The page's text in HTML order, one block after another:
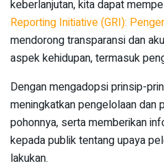
keberlanjutan, kita dapat
Reporting Initiative (GRI):
mendorong transparansi dan
aspek kehidupan, termasuk
Dengan mengadopsi prinsip-
meningkatkan pengelolaan dan
pohonnya, serta memberikan
kepada publik tentang upaya
lakukan.